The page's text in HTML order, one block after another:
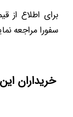
برای اطلاع
سفورا مراجعه
خریداران